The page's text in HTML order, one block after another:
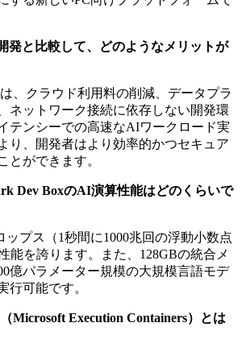
発と比較して、どのようなメリットが
、クラウド利用料の削減、データプラ
ネットワーク接続に依存しない開発環
テンシーでの高速なAIワークロード実
り、開発者はより効率的かつセキュア
とができます。
Dev BoxのAI演算性能はどのくらいで
ップス（1秒間に1000兆回の浮動小数点
能を誇ります。また、128GBの統合メ
億パラメーター規模の大規模言語モデ
行可能です。
Microsoft Execution Containers）とは